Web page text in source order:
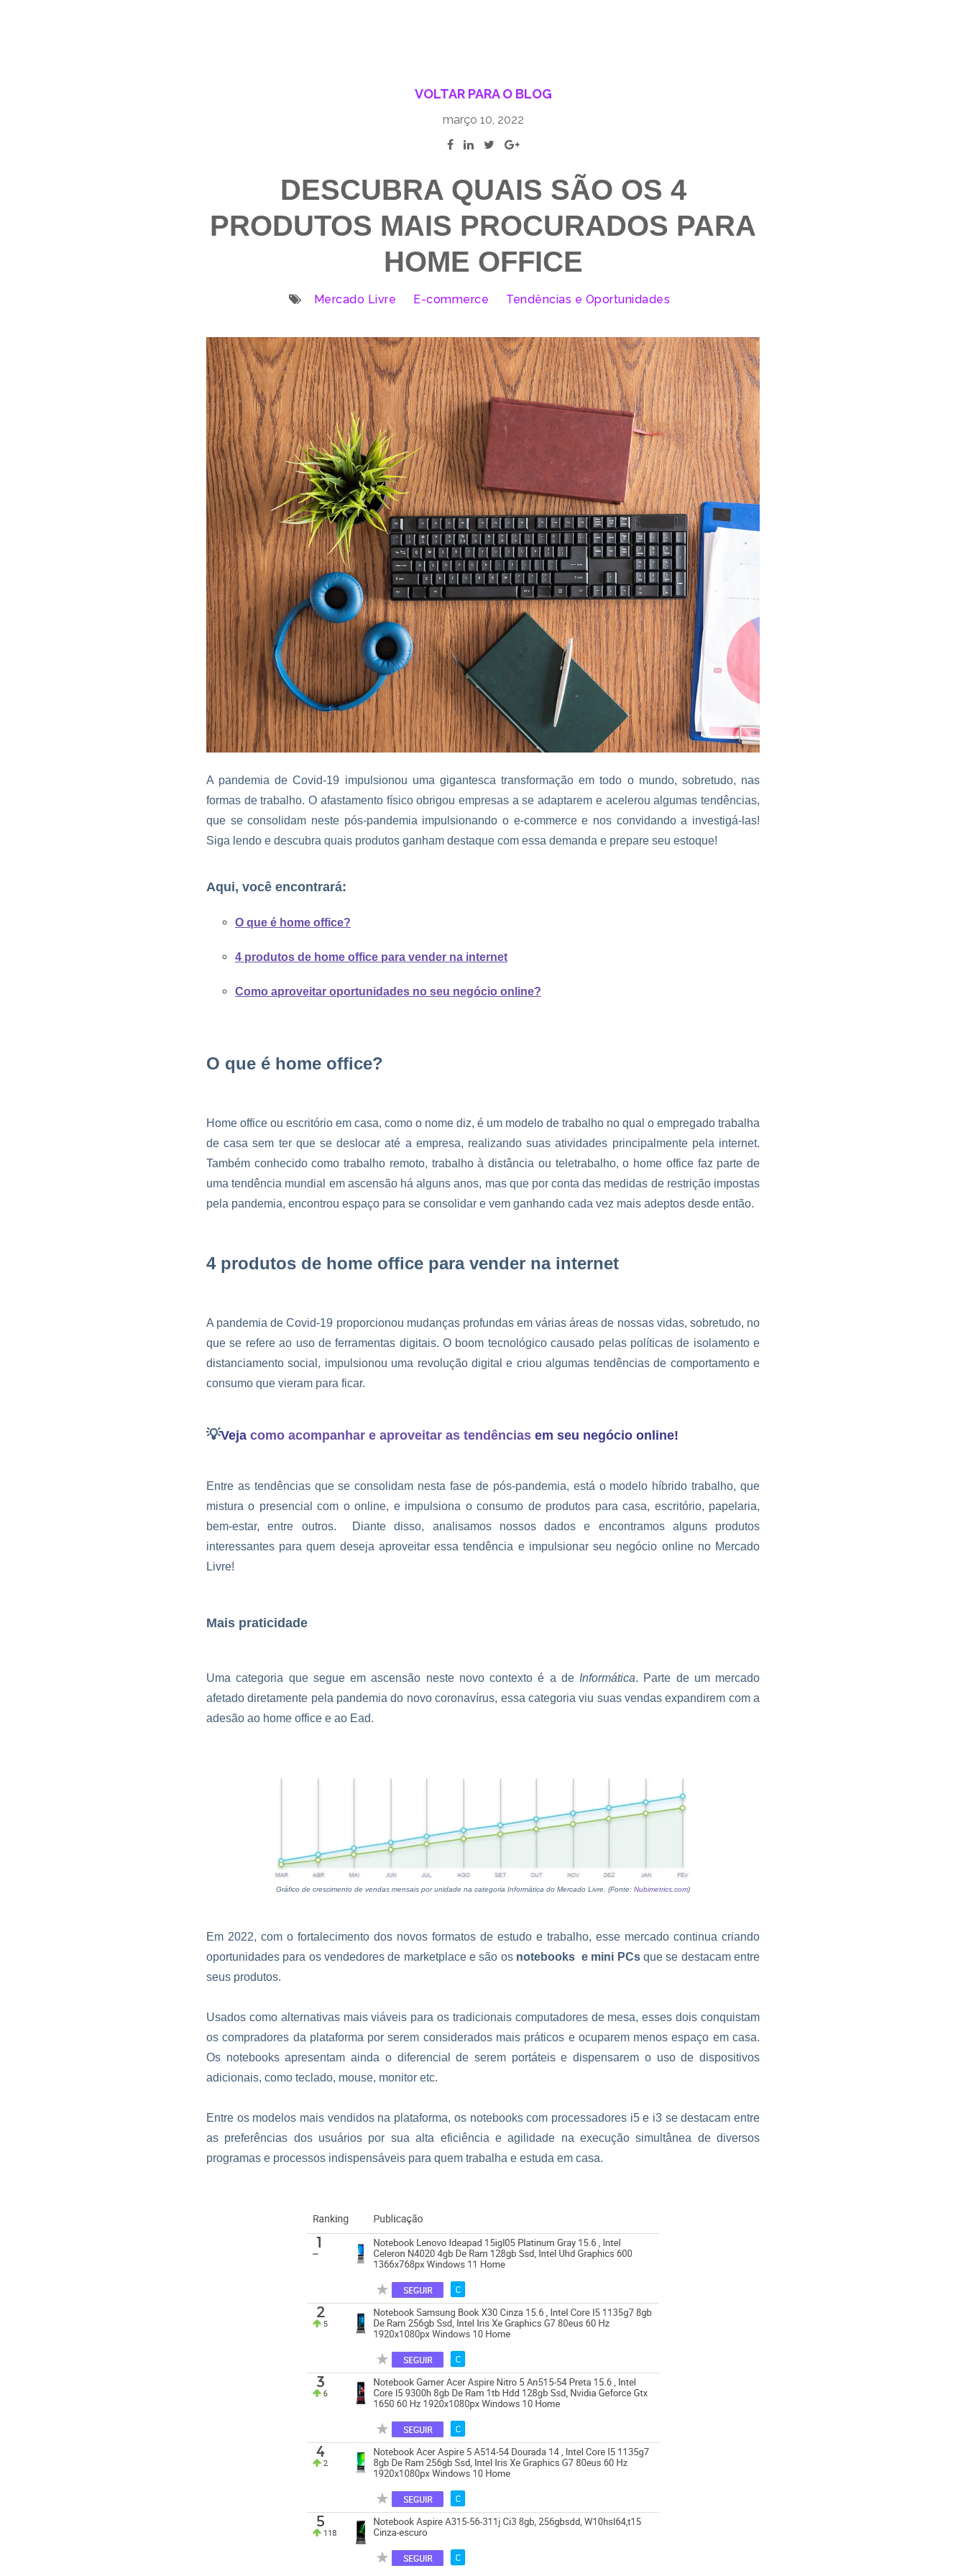
VOLTAR PARA O BLOG
março 10, 2022
DESCUBRA QUAIS SÃO OS 4
PRODUTOS MAIS PROCURADOS PARA
HOME OFFICE
Mercado Livre E-commerce Tendências e Oportunidades
A pandemia de Covid-19 impulsionou uma gigantesca transformação em todo o mundo, sobretudo, nas
formas de trabalho. O afastamento físico obrigou empresas a se adaptarem e acelerou algumas tendências,
que se consolidam neste pós-pandemia impulsionando o e-commerce e nos convidando a investigá-las!
Siga lendo e descubra quais produtos ganham destaque com essa demanda e prepare seu estoque!
Aqui, você encontrará:
O que é home office?
4 produtos de home office para vender na internet
Como aproveitar oportunidades no seu negócio online?
O que é home office?
Home office ou escritório em casa, como o nome diz, é um modelo de trabalho no qual o empregado trabalha
de casa sem ter que se deslocar até a empresa, realizando suas atividades principalmente pela internet.
Também conhecido como trabalho remoto, trabalho à distância ou teletrabalho, o home office faz parte de
uma tendência mundial em ascensão há alguns anos, mas que por conta das medidas de restrição impostas
pela pandemia, encontrou espaço para se consolidar e vem ganhando cada vez mais adeptos desde então.
4 produtos de home office para vender na internet
A pandemia de Covid-19 proporcionou mudanças profundas em várias áreas de nossas vidas, sobretudo, no
que se refere ao uso de ferramentas digitais. O boom tecnológico causado pelas políticas de isolamento e
distanciamento social, impulsionou uma revolução digital e criou algumas tendências de comportamento e
consumo que vieram para ficar.
💡Veja como acompanhar e aproveitar as tendências em seu negócio online!
Entre as tendências que se consolidam nesta fase de pós-pandemia, está o modelo híbrido trabalho, que
mistura o presencial com o online, e impulsiona o consumo de produtos para casa, escritório, papelaria,
bem-estar, entre outros. Diante disso, analisamos nossos dados e encontramos alguns produtos
interessantes para quem deseja aproveitar essa tendência e impulsionar seu negócio online no Mercado
Livre!
Mais praticidade
Uma categoria que segue em ascensão neste novo contexto é a de Informática. Parte de um mercado
afetado diretamente pela pandemia do novo coronavírus, essa categoria viu suas vendas expandirem com a
adesão ao home office e ao Ead.
Gráfico de crescimento de vendas mensais por unidade na categoria Informática do Mercado Livre. (Fonte: Nubimetrics.com)
Em 2022, com o fortalecimento dos novos formatos de estudo e trabalho, esse mercado continua criando
oportunidades para os vendedores de marketplace e são os notebooks e mini PCsque se destacam entre
seus produtos.
Usados como alternativas mais viáveis para os tradicionais computadores de mesa, esses dois conquistam
os compradores da plataforma por serem considerados mais práticos e ocuparem menos espaço em casa.
Os notebooks apresentam ainda o diferencial de serem portáteis e dispensarem o uso de dispositivos
adicionais, como teclado, mouse, monitor etc.
Entre os modelos mais vendidos na plataforma, os notebooks com processadores i5 e i3 se destacam entre
as preferências dos usuários por sua alta eficiência e agilidade na execução simultânea de diversos
programas e processos indispensáveis para quem trabalha e estuda em casa.